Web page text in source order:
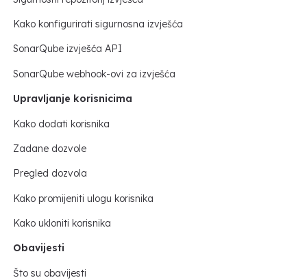
Kako konfigurirati sigurnosna izvješća
SonarQube izvješća API
SonarQube webhook-ovi za izvješća
Upravljanje korisnicima
Kako dodati korisnika
Zadane dozvole
Pregled dozvola
Kako promijeniti ulogu korisnika
Kako ukloniti korisnika
Obavijesti
Što su obavijesti